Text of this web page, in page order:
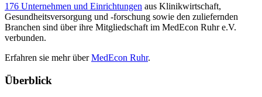
176 Unternehmen und Einrichtungen aus Klinikwirtschaft,
Gesundheitsversorgung und -forschung sowie den zuliefernden
Branchen sind über ihre Mitgliedschaft im MedEcon Ruhr e.V.
verbunden.
Erfahren sie mehr überMedEcon Ruhr.
Überblick